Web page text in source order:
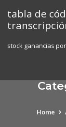
content
tabla de
stock ganancias
Home